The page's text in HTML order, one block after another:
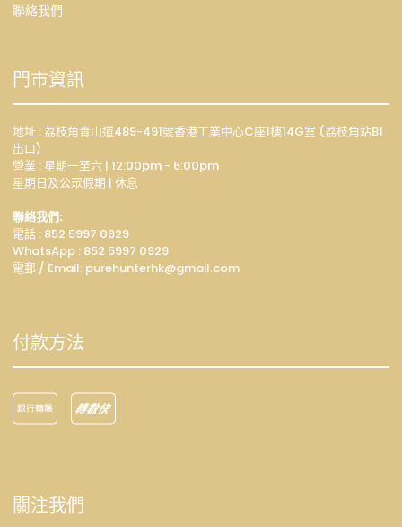
聯絡我們
門市資訊
地址 : 荔枝角青山道489-491號香港工業中心C座1樓14G室 (荔枝角站B1
出口)
營業 : 星期一至六 | 12:00pm - 6:00pm
星期日及公眾假期 | 休息
聯絡我們:
電話 : 852 5997 0929
WhatsApp : 852 5997 0929
電郵 / Email: purehunterhk@gmail.com
付款方法
關注我們